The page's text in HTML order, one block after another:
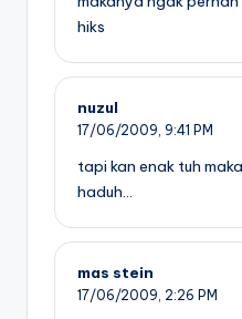
hiks
nuzul
17/06/2009, 9:41 PM
tapi kan enak tuh
haduh…
mas stein
17/06/2009, 2:26 PM